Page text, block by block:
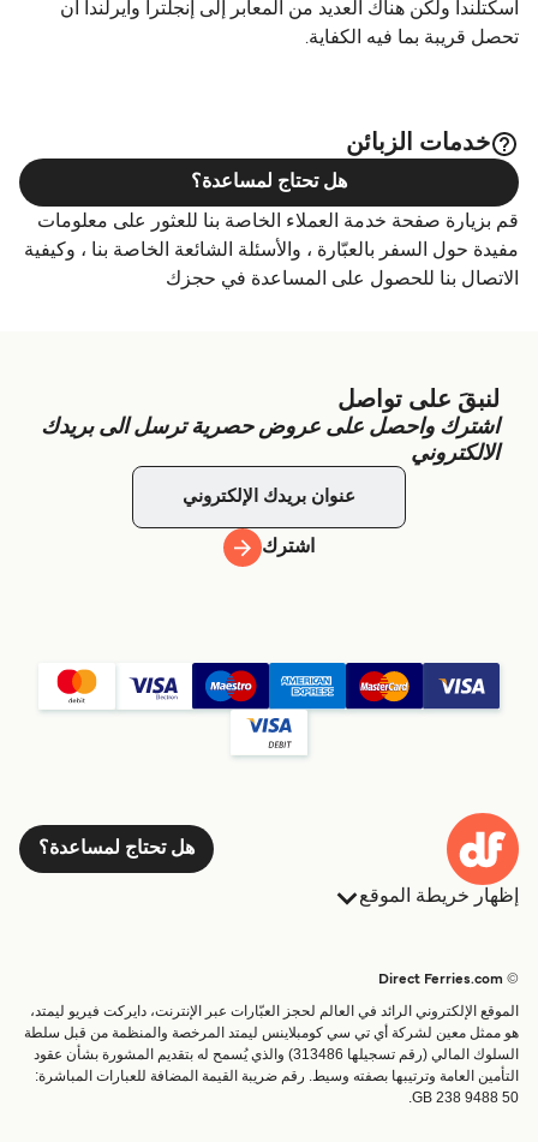
اسكتلندا ولكن هناك العديد من المعابر إلى إنجلترا وأيرلندا أن
تحصل قريبة بما فيه الكفاية.
خدمات الزبائن
قم بزيارة صفحة خدمة العملاء الخاصة بنا للعثور على معلومات
مفيدة حول السفر بالعبّارة ، والأسئلة الشائعة الخاصة بنا ، وكيفية
الاتصال بنا للحصول على المساعدة في حجزك
هل تحتاج لمساعدة؟
لنبقَ على تواصل
اشترك واحصل على عروض حصرية ترسل الى بريدك
الالكتروني
اشترك
هل تحتاج لمساعدة؟
إظهار خريطة الموقع
البلدان
خدمات الزبائن
الباحث عن الرحلات والموانئ
تذاكر العبّارة
العبارات
شحن
عبارة صغيرة
القطار والعبارة
الموقع الإلكتروني الرائد في العالم لحجز العبّارات عبر الإنترنت، دايركت فيريو ليمتد،
هو ممثل معين لشركة أي تي سي كومبلاينس ليمتد المرخصة والمنظمة من قبل سلطة
السلوك المالي (رقم تسجيلها 313486) والذي يُسمح له بتقديم المشورة بشأن عقود
التأمين العامة وترتيبها بصفته وسيط. رقم ضريبة القيمة المضافة للعبارات المباشرة:
GB 238 9488 50.